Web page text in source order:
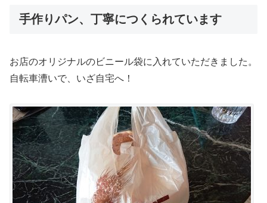
手作りパン、丁寧につくられています
お店のオリジナルのビニール袋に入れていただきました。
自転車漕いで、いざ自宅へ！